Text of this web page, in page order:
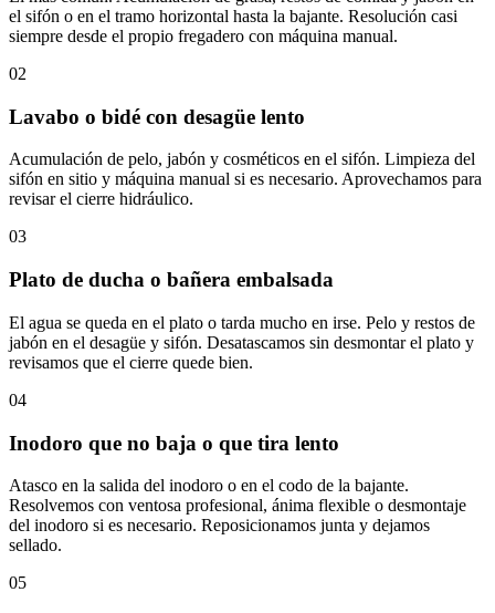
el sifón o en el tramo horizontal hasta la bajante. Resolución casi
siempre desde el propio fregadero con máquina manual.
02
Lavabo o bidé con desagüe lento
Acumulación de pelo, jabón y cosméticos en el sifón. Limpieza del
sifón en sitio y máquina manual si es necesario. Aprovechamos para
revisar el cierre hidráulico.
03
Plato de ducha o bañera embalsada
El agua se queda en el plato o tarda mucho en irse. Pelo y restos de
jabón en el desagüe y sifón. Desatascamos sin desmontar el plato y
revisamos que el cierre quede bien.
04
Inodoro que no baja o que tira lento
Atasco en la salida del inodoro o en el codo de la bajante.
Resolvemos con ventosa profesional, ánima flexible o desmontaje
del inodoro si es necesario. Reposicionamos junta y dejamos
sellado.
05